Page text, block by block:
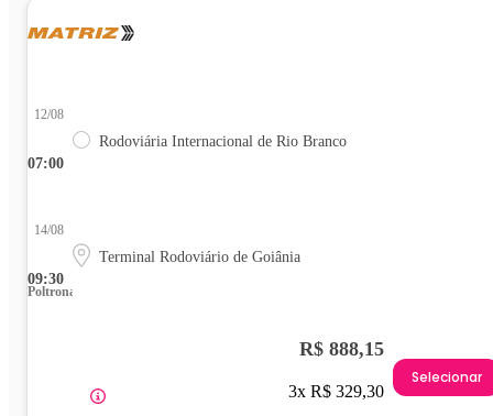
07:00
12/08
Rodoviária Internacional de Rio Branco
09:30
14/08
Terminal Rodoviário de Goiânia
Poltrona
R$ 888,15
3x R$ 329,30
Selecionar